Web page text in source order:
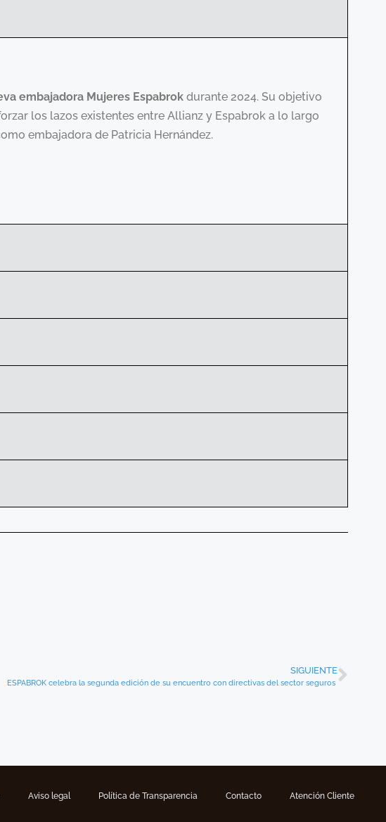
embajadora Mujeres Espabrok durante 2024. Su objetivo
los lazos existentes entre Allianz y Espabrok a lo largo
embajadora de Patricia Hernández.
SIGUIENTE
ESPABROK celebra la segunda edición de su encuentro con directivas del sector seguros
Aviso legal Política de Transparencia Contacto Atención Cliente